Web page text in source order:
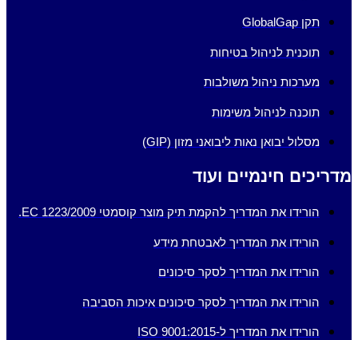
תקן GlobalGap
תוכנית לניהול בטיחות
מערכות ניהול משולבות
תוכנה לניהול משימות
מסלול יבואן נאות ליבואני מזון (GIP)
מדריכים חינמיים ועוד
הורידו את המדריך להקמת תיק מוצר קוסמטי EC 1223/2009.
הורידו את המדריך לאבטחת מידע
הורידו את המדריך לסקר סיכונים
הורידו את המדריך לסקר סיכונים איכות הסביבה
הורידו את המדריך ל-ISO 9001:2015